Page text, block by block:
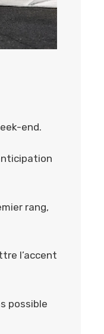
end.
rang,
l’accent
possible